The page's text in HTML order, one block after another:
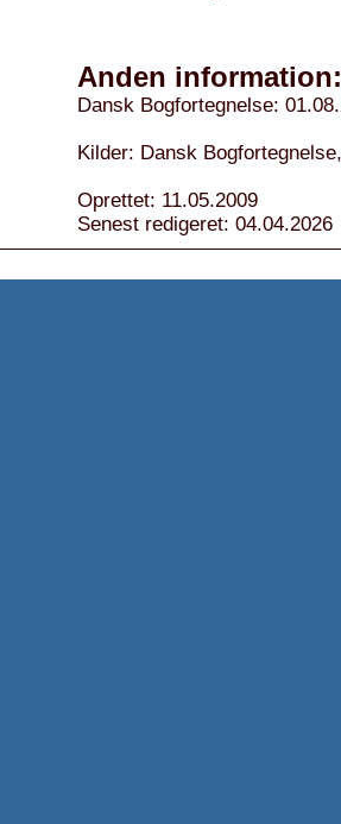
Anden information:
Dansk Bogfortegnelse:
Kilder: Dansk
Oprettet: 11.05.2009
Senest redigeret: 04.04.2026